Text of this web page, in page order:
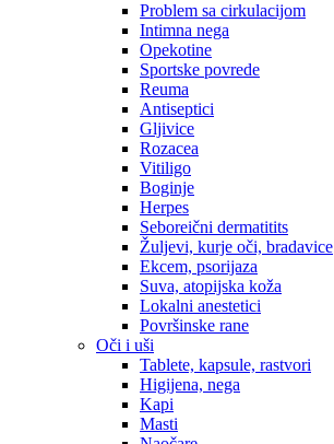
Problem sa cirkulacijom
Intimna nega
Opekotine
Sportske povrede
Reuma
Antiseptici
Gljivice
Rozacea
Vitiligo
Boginje
Herpes
Seboreični dermatitits
Žuljevi, kurje oči, bradavice
Ekcem, psorijaza
Suva, atopijska koža
Lokalni anestetici
Površinske rane
Oči i uši
Tablete, kapsule, rastvori
Higijena, nega
Kapi
Masti